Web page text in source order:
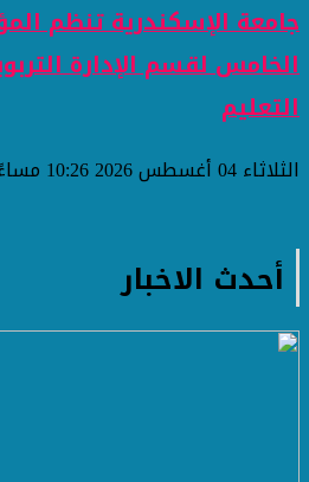
جامعة الإسكندرية تنظم
الخامس لقسم الإدارة
التعليم
الثلاثاء 04 أغسطس 2026 10:26 مساءً
أحدث الاخبار